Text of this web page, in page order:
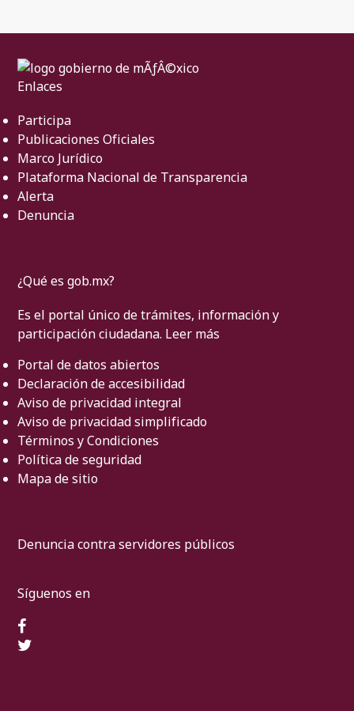
Enlaces
Participa
Publicaciones Oficiales
Marco Jurídico
Plataforma Nacional de Transparencia
Alerta
Denuncia
¿Qué es gob.mx?
Es el portal único de trámites, información y
participación ciudadana. Leer más
Portal de datos abiertos
Declaración de accesibilidad
Aviso de privacidad integral
Aviso de privacidad simplificado
Términos y Condiciones
Política de seguridad
Mapa de sitio
Denuncia contra servidores públicos
Síguenos en